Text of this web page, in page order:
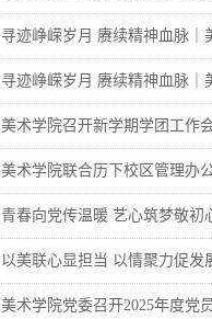
寻迹峥嵘岁月 赓续精神血脉
寻迹峥嵘岁月 赓续精神血脉
美术学院召开新学期学团工作
美术学院联合历下校区管理办
青春向党传温暖 艺心筑梦敬初
以美联心显担当 以情聚力促
美术学院党委召开2025年度党